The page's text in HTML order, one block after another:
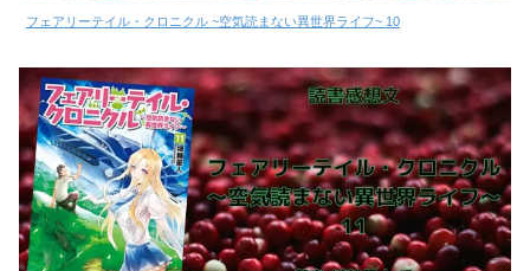
フェアリーテイル・クロニクル ~空気読まない異世界ライフ~ 10